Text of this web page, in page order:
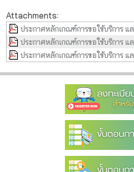
Attachments:
ประกาศหลักเกณฑ์การขอใช้บริการ
ประกาศหลักเกณฑ์การขอใช้บริการ
ประกาศหลักเกณฑ์การขอใช้บริการ